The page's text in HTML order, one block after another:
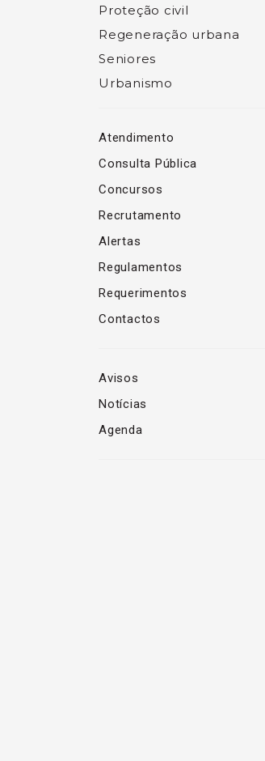
Proteção civil
Regeneração urbana
Seniores
Urbanismo
Atendimento
Consulta Pública
Concursos
Recrutamento
Alertas
Regulamentos
Requerimentos
Contactos
Avisos
Notícias
Agenda